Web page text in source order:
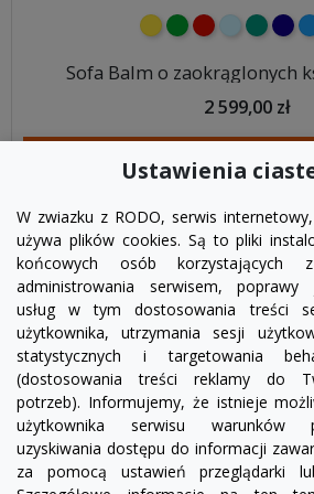
żółtyzielonyczerwony
błękitny
Sofa Balm o zaokrąglonych
2 599,00 zł
Ustawienia
W zwiazku z RODO, serwis
używa plików cookies. Są to pliki
końcowych osób
administrowania serwisem, poprawy
usług w tym dostosowania treści
użytkownika, utrzymania sesji
statystycznych i targetowania
(dostosowania treści reklamy do
potrzeb). Informujemy, że istnieje
użytkownika serwisu warunków
uzyskiwania dostępu do informacji
za pomocą ustawień przeglądarki